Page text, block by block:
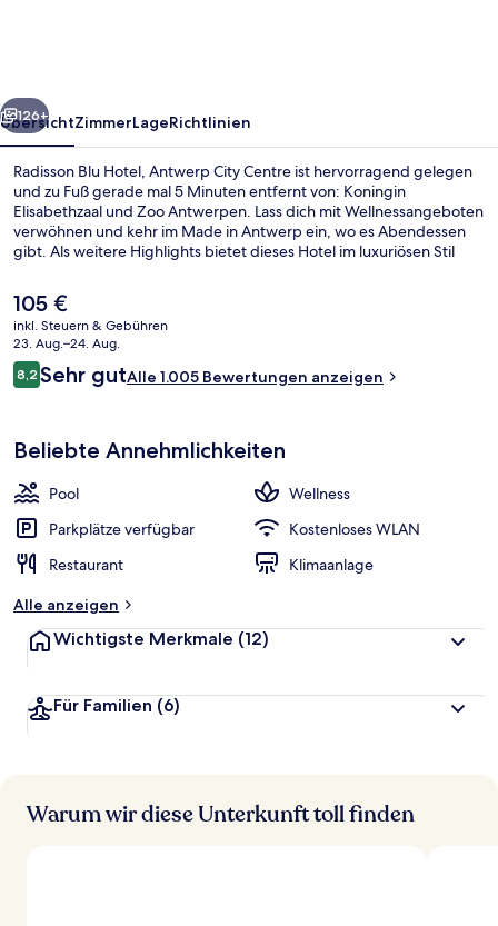
Weiter
126+
ÜbersichtZimmerLageRichtlinien
Radisson Blu Hotel, Antwerp City Centre ist hervorragend gelegen
und zu Fuß gerade mal 5 Minuten entfernt von: Koningin
Elisabethzaal und Zoo Antwerpen. Lass dich mit Wellnessangeboten
verwöhnen und kehr im Made in Antwerp ein, wo es Abendessen
gibt. Als weitere Highlights bietet dieses Hotel im luxuriösen Stil
Anderen Reisenden gefallen das hilfsbereite Personal und die Lage
sehr gut.
Der
aktuelle
Preis
beträgt
105 €.
105 €
inkl. Steuern & Gebühren
23. Aug.–24. Aug.
Bewertungen
8,28,2 von 10.
Sehr gutAlle 1.005 Bewertungen anzeigen
Beliebte Annehmlichkeiten
Pool
Wellness
Parkplätze verfügbar
Kostenloses WLAN
Restaurant
Klimaanlage
Alle anzeigen
Wichtigste Merkmale (12)
Für Familien (6)
Warum wir diese Unterkunft toll finden